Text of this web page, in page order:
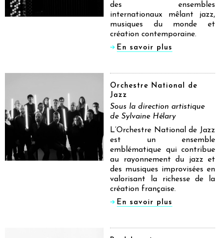
des ensembles
internationaux mêlant jazz,
musiques du monde et
création contemporaine.
En savoir plus
Orchestre National de
Jazz
Sous la direction artistique
de Sylvaine Hélary
L’Orchestre National de Jazz
est un ensemble
emblématique qui contribue
au rayonnement du jazz et
des musiques improvisées en
valorisant la richesse de la
création française.
En savoir plus